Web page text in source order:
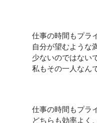
仕事の時間もプラ
自分が望むような
少ないのではない
私もその一人なん
仕事の時間もプラ
どちらも効率よく